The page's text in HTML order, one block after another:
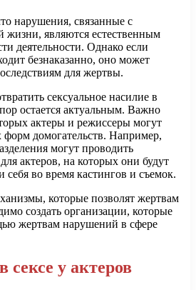
нарушения, связанные с
жизни, являются естественным
деятельности. Однако если
безнаказанно, оно может
для жертвы.
сексуальное насилие в
остается актуальным. Важно
актеры и режиссеры могут
домогательств. Например,
могут проводить
актеров, на которых они будут
себя во время кастингов и съемок.
которые позволят жертвам
создать организации, которые
жертвам нарушений в сфере
сексе у актеров